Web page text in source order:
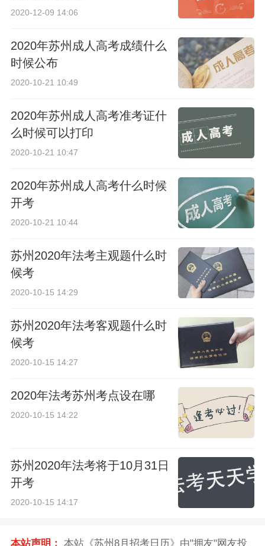
2020-12-09 14:06
2020年苏州成人高考成绩什么
时候公布
2020-10-21 10:49
2020年苏州成人高考准考证什
么时候可以打印
2020-10-21 10:47
2020年苏州成人高考什么时候
开考
2020-10-21 10:44
苏州2020年法考主观题什么时
候考
2020-10-15 14:29
苏州2020年法考客观题什么时
候考
2020-10-15 14:27
2020年法考苏州考点设在哪
2020-10-15 14:22
苏州2020年法考将于10月31日
开考
2020-10-15 14:17
本站声明： 本站《苏州8月招考日历》由"拥友"网友投